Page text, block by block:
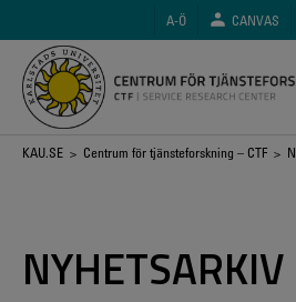
huvudinnehåll
A-Ö CANVAS
Länkstig
KAU.SE > Centrum för tjänsteforskning – CTF >